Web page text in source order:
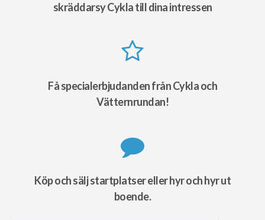
skräddarsy Cykla till dina intressen
Få specialerbjudanden från Cykla och
Vätternrundan!
Köp och sälj startplatser eller hyr och hyr ut
boende.